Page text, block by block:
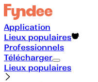
Application
Lieux populaires
Professionnels
Télécharger
Lieux populaires